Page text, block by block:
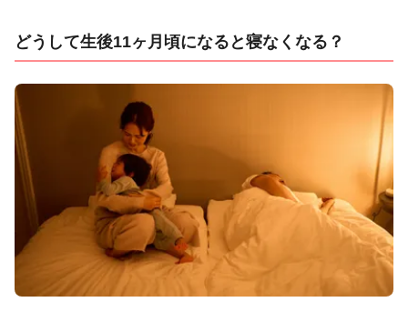
どうして生後11ヶ月頃になると寝なくなる？